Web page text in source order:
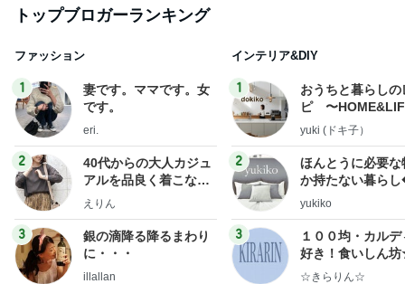
トップブロガーランキング
ファッション
1
妻です。ママです。女
です。
eri.
2
40代からの大人カジュ
アルを品良く着こなす
ファッションブログ
えりん
3
銀の滴降る降るまわり
に・・・
illallan
インテリア&DIY
1
おうちと暮らしの
ピ 〜
yuki (ドキ子）
2
ほんとうに必要な
か持たない暮ら
ep Life Simple◆
yukiko
3
１００均・カルデ
好き！食いしん
らりん☆のブログ
☆きらりん☆